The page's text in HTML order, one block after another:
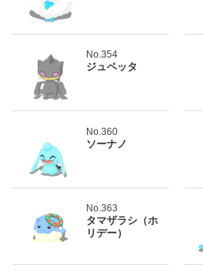
No.354
ジュペッタ
No.360
ソーナノ
No.363
タマザラシ（ホ
リデー）